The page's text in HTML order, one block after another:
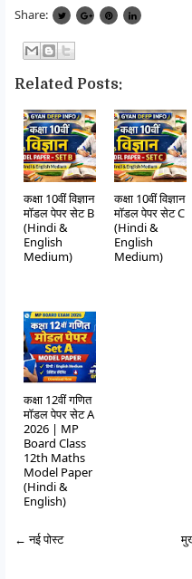
Share:
Related Posts:
कक्षा 10वीं विज्ञान
मॉडल पेपर सेट B
(Hindi &
English
Medium)
कक्षा 10वीं विज्ञान
मॉडल पेपर सेट C
(Hindi &
English
Medium)
कक्षा 12वीं गणित
मॉडल पेपर सेट A
2026 | MP
Board Class
12th Maths
Model Paper
(Hindi &
English)
← नई पोस्ट